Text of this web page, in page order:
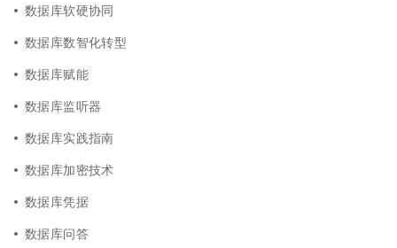
数据库软硬协同
数据库数智化转型
数据库赋能
数据库监听器
数据库实践指南
数据库加密技术
数据库凭据
数据库问答